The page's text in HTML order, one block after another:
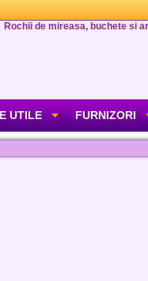
Rochii de mireasa, buchete si
UTILE FURNIZORI